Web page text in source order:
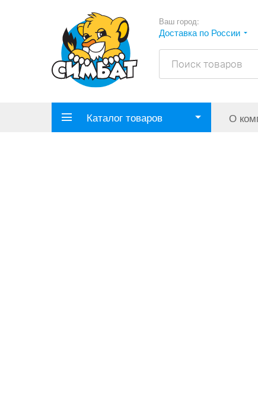
Ваш город:
Доставка по России
Каталог товаров О